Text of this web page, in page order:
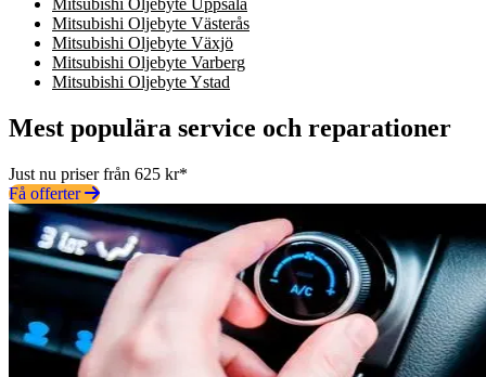
Mitsubishi Oljebyte Västerås
Mitsubishi Oljebyte Växjö
Mitsubishi Oljebyte Varberg
Mitsubishi Oljebyte Ystad
Mest populära service och reparationer
Just nu priser från 625 kr*
Få offerter